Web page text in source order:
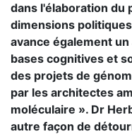
dans l'élaboration du
dimensions
avance également
bases cognitives et
des projets de
par les architectes
moléculaire ». Dr
autre façon de